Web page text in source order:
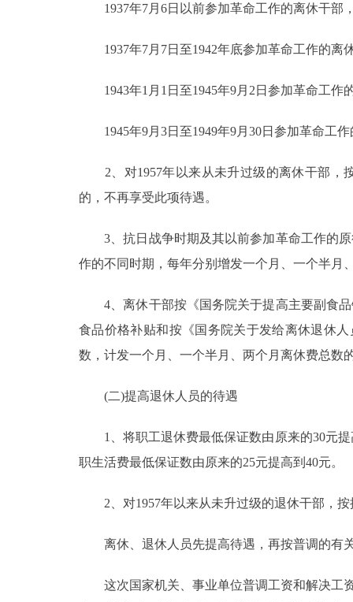
1937年7月6日以前参加革命工作的离休干部
1937年7月7日至1942年底参加革命工作的离
1943年1月1日至1945年9月2日参加革命工作
1945年9月3日至1949年9月30日参加革命工作
2、对1957年以来从未升过级的离休干部，
的，不再享受此项待遇。
3、抗日战争时期及其以前参加革命工作的原
作的不同时期，每年分别增发一个月、一个半月
4、离休干部按《国务院关于提高主要副食品
食品价格补贴和按《国务院关于发给离休退休
数，计发一个月、一个半月、两个月离休费总数
(二)提高退休人员的待遇
1、将职工退休费最低保证数由原来的30元提
职生活费最低保证数由原来的25元提高到40元。
2、对1957年以来从未升过级的退休干部，按
离休、退休人员先提高待遇，再按普调的有
这次国家机关、事业单位普调工资和解决工资